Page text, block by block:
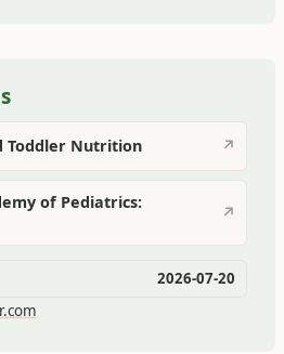
Toddler Nutrition ↗
of Pediatrics:
↗
2026-07-20